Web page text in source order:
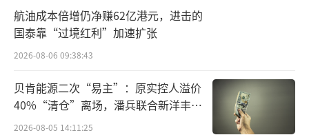
显示，2013年-2022年，包括IPO募资在内，该
公司累计直接融资（股权融资和债权融资）共
计840亿元。
撇开资金，美的此番忙着港股上市，意欲
为何？
航油成本倍增仍净赚62亿港元，进击的
国泰靠“过境红利”加速扩张
2026-08-06 09:38:43
贝肯能源二次“易主”：原实控人溢价
40%“清仓”离场，潘兵联合新洋丰、
宏科百世拟入主
2026-08-05 14:11:25